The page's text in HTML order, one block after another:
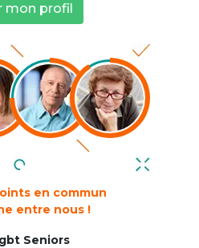
mon profil
en commun
entre nous !
Seniors